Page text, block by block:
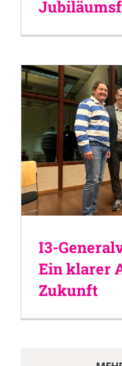
I3-
Ein klarer
Zukunft